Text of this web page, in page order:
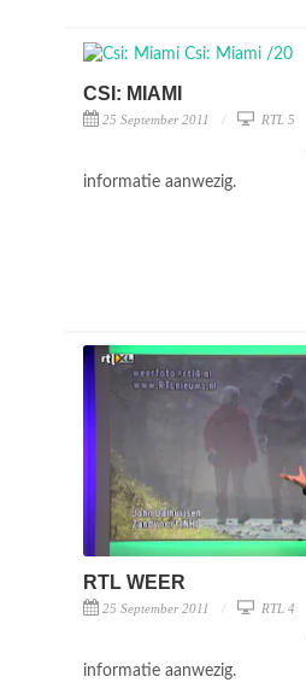
CSI: MIAMI
25 September 2011 RTL 5
informatie aanwezig.
RTL WEER
25 September 2011 RTL 4
informatie aanwezig.